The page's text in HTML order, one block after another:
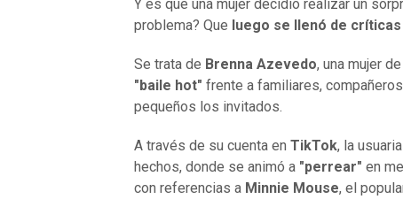
Y es que una mujer decidió realizar un
problema? Que luego se llenó de
Se trata de Brenna Azevedo, una mujer
"baile hot" frente a familiares,
pequeños los invitados.
A través de su cuenta en TikTok, la usuaria
hechos, donde se animó a "perrear" en
con referencias a Minnie Mouse, el